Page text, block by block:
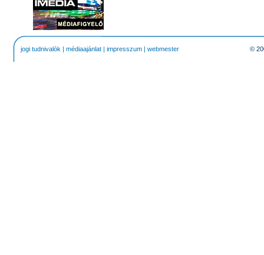
jogi tudnivalók | médiaajánlat | impresszum | webmester ©